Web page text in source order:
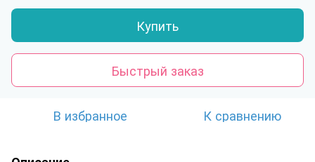
Купить
Быстрый заказ
В избранное К сравнению